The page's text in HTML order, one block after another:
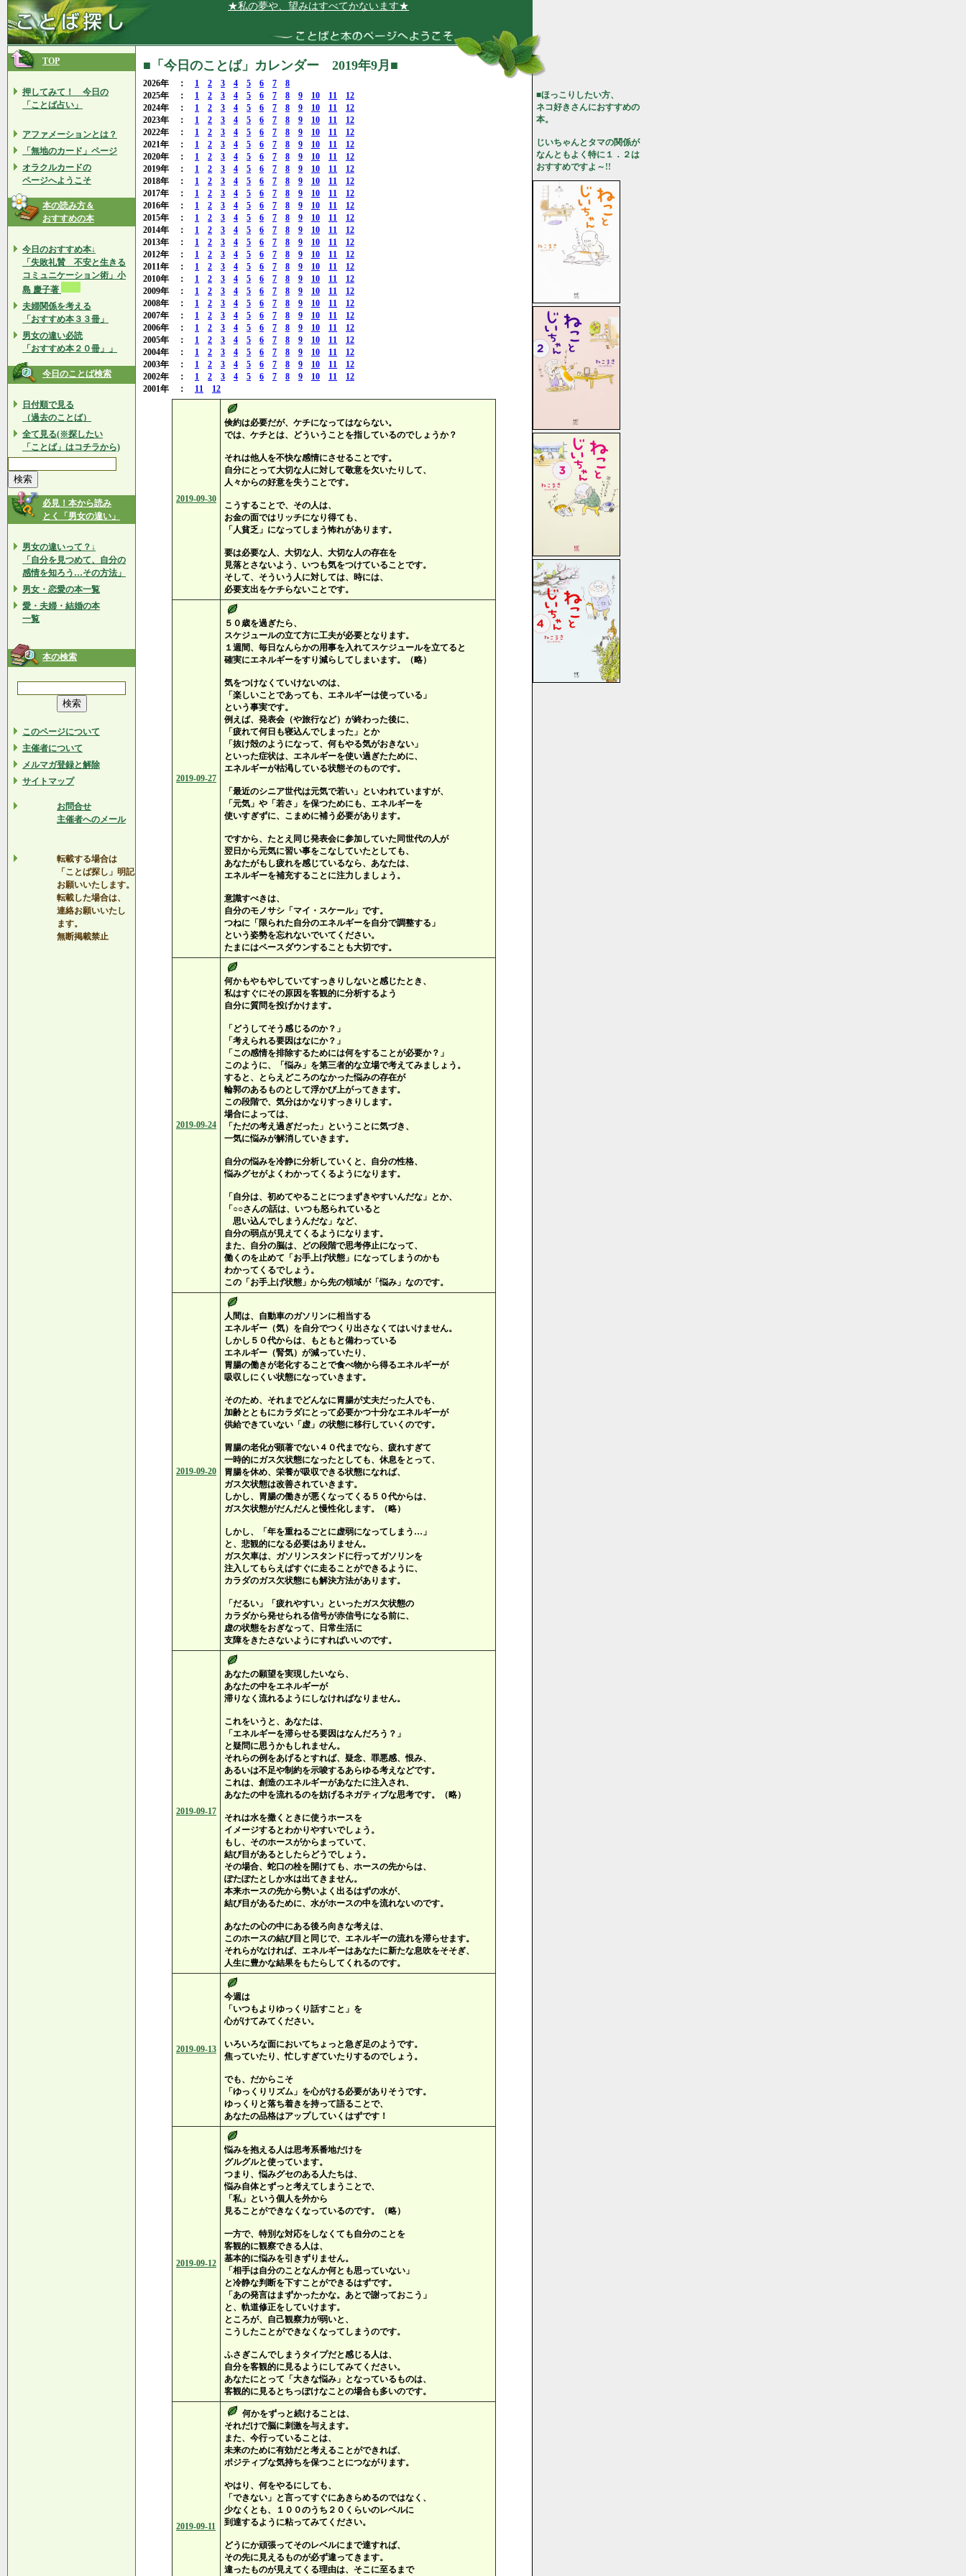
★私の夢や、望みはすべてかないます★
TOP
押してみて！ 今日の
「ことば占い」
アファメーションとは？
「無地のカード」ページ
オラクルカードの
ページへようこそ
本の読み方＆
おすすめの本
今日のおすすめ本↓
「失敗礼賛 不安と生きる
コミュニケーション術」小
島 慶子著
夫婦関係を考える
「おすすめ本３３冊」
男女の違い必読
「おすすめ本２０冊」」
今日のことば検索
日付順で見る
（過去のことば）
全て見る(※探したい
「ことば」はコチラから)
必見！本から読み
とく「男女の違い」
男女の違いって？↓
「自分を見つめて、自分の
感情を知ろう…その方法」
男女・恋愛の本一覧
愛・夫婦・結婚の本
一覧
本の検索
このページについて
主催者について
メルマガ登録と解除
サイトマップ
お問合せ
主催者へのメール
転載する場合は
「ことば探し」明記
お願いいたします。
転載した場合は、
連絡お願いいたし
ます。
無断掲載禁止
■「今日のことば」カレンダー 2019年9月■
2026年 ： 1 2 3 4 5 6 7
8
2025年 ： 1 2 3 4 5 6 7 8 9 10 11
12
2024年 ： 1 2 3 4 5 6 7 8 9 10 11
12
2023年 ： 1 2 3 4 5 6 7 8 9 10 11
12
2022年 ： 1 2 3 4 5 6 7 8 9 10 11
12
2021年 ： 1 2 3 4 5 6 7 8 9 10 11
12
2020年 ： 1 2 3 4 5 6 7 8 9 10 11
12
2019年 ： 1 2 3 4 5 6 7 8 9 10 11
12
2018年 ： 1 2 3 4 5 6 7 8 9 10 11
12
2017年 ： 1 2 3 4 5 6 7 8 9 10 11
12
2016年 ： 1 2 3 4 5 6 7 8 9 10 11
12
2015年 ： 1 2 3 4 5 6 7 8 9 10 11
12
2014年 ： 1 2 3 4 5 6 7 8 9 10 11
12
2013年 ： 1 2 3 4 5 6 7 8 9 10 11
12
2012年 ： 1 2 3 4 5 6 7 8 9 10 11
12
2011年 ： 1 2 3 4 5 6 7 8 9 10 11
12
2010年 ： 1 2 3 4 5 6 7 8 9 10 11
12
2009年 ： 1 2 3 4 5 6 7 8 9 10 11
12
2008年 ： 1 2 3 4 5 6 7 8 9 10 11
12
2007年 ： 1 2 3 4 5 6 7 8 9 10 11
12
2006年 ： 1 2 3 4 5 6 7 8 9 10 11
12
2005年 ： 1 2 3 4 5 6 7 8 9 10 11
12
2004年 ： 1 2 3 4 5 6 7 8 9 10 11
12
2003年 ： 1 2 3 4 5 6 7 8 9 10 11
12
2002年 ： 1 2 3 4 5 6 7 8 9 10 11
12
2001年 ： 11 12
2019-09-30
倹約は必要だが、ケチになってはならない。
では、ケチとは、どういうことを指しているのでしょうか？
それは他人を不快な感情にさせることです。
自分にとって大切な人に対して敬意を欠いたりして、
人々からの好意を失うことです。
こうすることで、その人は、
お金の面ではリッチになり得ても、
「人貧乏」になってしまう怖れがあります。
要は必要な人、大切な人、大切な人の存在を
見落とさないよう、いつも気をつけていることです。
そして、そういう人に対しては、時には、
必要支出をケチらないことです。
2019-09-27
５０歳を過ぎたら、
スケジュールの立て方に工夫が必要となります。
１週間、毎日なんらかの用事を入れてスケジュールを立てると
確実にエネルギーをすり減らしてしまいます。（略）
気をつけなくていけないのは、
「楽しいことであっても、エネルギーは使っている」
という事実です。
例えば、発表会（や旅行など）が終わった後に、
「疲れて何日も寝込んでしまった」とか
「抜け殻のようになって、何もやる気がおきない」
といった症状は、エネルギーを使い過ぎたために、
エネルギーが枯渇している状態そのものです。
「最近のシニア世代は元気で若い」といわれていますが、
「元気」や「若さ」を保つためにも、エネルギーを
使いすぎずに、こまめに補う必要があります。
ですから、たとえ同じ発表会に参加していた同世代の人が
翌日から元気に習い事をこなしていたとしても、
あなたがもし疲れを感じているなら、あなたは、
エネルギーを補充することに注力しましょう。
意識すべきは、
自分のモノサシ「マイ・スケール」です。
つねに「限られた自分のエネルギーを自分で調整する」
という姿勢を忘れないでいてください。
たまにはペースダウンすることも大切です。
2019-09-24
何かもやもやしていてすっきりしないと感じたとき、
私はすぐにその原因を客観的に分析するよう
自分に質問を投げかけます。
「どうしてそう感じるのか？」
「考えられる要因はなにか？」
「この感情を排除するためには何をすることが必要か？」
このように、「悩み」を第三者的な立場で考えてみましょう。
すると、とらえどころのなかった悩みの存在が
輪郭のあるものとして浮かび上がってきます。
この段階で、気分はかなりすっきりします。
場合によっては、
「ただの考え過ぎだった」ということに気づき、
一気に悩みが解消していきます。
自分の悩みを冷静に分析していくと、自分の性格、
悩みグセがよくわかってくるようになります。
「自分は、初めてやることにつまずきやすいんだな」とか、
「○○さんの話は、いつも怒られていると
思い込んでしまうんだな」など、
自分の弱点が見えてくるようになります。
また、自分の脳は、どの段階で思考停止になって、
働くのを止めて「お手上げ状態」になってしまうのかも
わかってくるでしょう。
この「お手上げ状態」から先の領域が「悩み」なのです。
2019-09-20
人間は、自動車のガソリンに相当する
エネルギー（気）を自分でつくり出さなくてはいけません。
しかし５０代からは、もともと備わっている
エネルギー（腎気）が減っていたり、
胃腸の働きが老化することで食べ物から得るエネルギーが
吸収しにくい状態になっていきます。
そのため、それまでどんなに胃腸が丈夫だった人でも、
加齢とともにカラダにとって必要かつ十分なエネルギーが
供給できていない「虚」の状態に移行していくのです。
胃腸の老化が顕著でない４０代までなら、疲れすぎて
一時的にガス欠状態になったとしても、休息をとって、
胃腸を休め、栄養が吸収できる状態になれば、
ガス欠状態は改善されていきます。
しかし、胃腸の働きが悪くなってくる５０代からは、
ガス欠状態がだんだんと慢性化します。（略）
しかし、「年を重ねるごとに虚弱になってしまう…」
と、悲観的になる必要はありません。
ガス欠車は、ガソリンスタンドに行ってガソリンを
注入してもらえばすぐに走ることができるように、
カラダのガス欠状態にも解決方法があります。
「だるい」「疲れやすい」といったガス欠状態の
カラダから発せられる信号が赤信号になる前に、
虚の状態をおぎなって、日常生活に
支障をきたさないようにすればいいのです。
2019-09-17
あなたの願望を実現したいなら、
あなたの中をエネルギーが
滞りなく流れるようにしなければなりません。
これをいうと、あなたは、
「エネルギーを滞らせる要因はなんだろう？」
と疑問に思うかもしれません。
それらの例をあげるとすれば、疑念、罪悪感、恨み、
あるいは不足や制約を示唆するあらゆる考えなどです。
これは、創造のエネルギーがあなたに注入され、
あなたの中を流れるのを妨げるネガティブな思考です。（略）
それは水を撒くときに使うホースを
イメージするとわかりやすいでしょう。
もし、そのホースがからまっていて、
結び目があるとしたらどうでしょう。
その場合、蛇口の栓を開けても、ホースの先からは、
ぽたぽたとしか水は出てきません。
本来ホースの先から勢いよく出るはずの水が、
結び目があるために、水がホースの中を流れないのです。
あなたの心の中にある後ろ向きな考えは、
このホースの結び目と同じで、エネルギーの流れを滞らせます。
それらがなければ、エネルギーはあなたに新たな息吹をそそぎ、
人生に豊かな結果をもたらしてくれるのです。
2019-09-13
今週は
「いつもよりゆっくり話すこと」を
心がけてみてください。
いろいろな面においてちょっと急ぎ足のようです。
焦っていたり、忙しすぎていたりするのでしょう。
でも、だからこそ
「ゆっくりリズム」を心がける必要がありそうです。
ゆっくりと落ち着きを持って語ることで、
あなたの品格はアップしていくはずです！
2019-09-12
悩みを抱える人は思考系番地だけを
グルグルと使っています。
つまり、悩みグセのある人たちは、
悩み自体とずっと考えてしまうことで、
「私」という個人を外から
見ることができなくなっているのです。（略）
一方で、特別な対応をしなくても自分のことを
客観的に観察できる人は、
基本的に悩みを引きずりません。
「相手は自分のことなんか何とも思っていない」
と冷静な判断を下すことができるはずです。
「あの発言はまずかったかな。あとで謝っておこう」
と、軌道修正をしていけます。
ところが、自己観察力が弱いと、
こうしたことができなくなってしまうのです。
ふさぎこんでしまうタイプだと感じる人は、
自分を客観的に見るようにしてみてください。
あなたにとって「大きな悩み」となっているものは、
客観的に見るとちっぽけなことの場合も多いのです。
2019-09-11
何かをずっと続けることは、
それだけで脳に刺激を与えます。
また、今行っていることは、
未来のために有効だと考えることができれば、
ポジティブな気持ちを保つことにつながります。
やはり、何をやるにしても、
「できない」と言ってすぐにあきらめるのではなく、
少なくとも、１００のうち２０くらいのレベルに
到達するように粘ってみてください。
どうにか頑張ってそのレベルにまで達すれば、
その先に見えるものが必ず違ってきます。
違ったものが見えてくる理由は、そこに至るまで
■ほっこりしたい方、
ネコ好きさんにおすすめの
本。
じいちゃんとタマの関係が
なんともよく特に１．２は
おすすめですよ～!!